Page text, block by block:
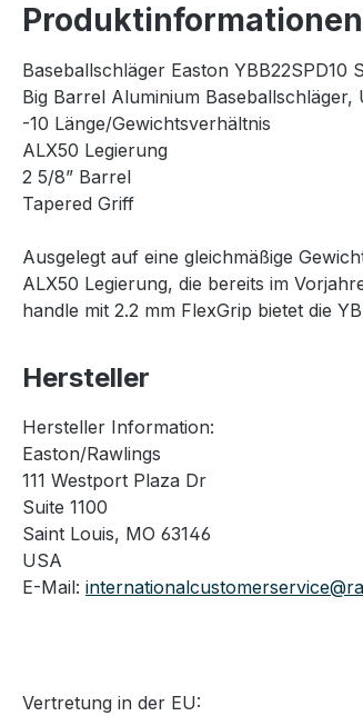
Produktinformationen
Baseballschläger Easton YBB22SPD10
Big Barrel Aluminium
-10 Länge/Gewichtsverhältnis
ALX50 Legierung
2 5/8” Barrel
Tapered Griff
Ausgelegt auf eine gleichmäßige
ALX50 Legierung, die bereits im
handle mit 2.2 mm FlexGrip bietet die
Hersteller
Hersteller Information:
Easton/Rawlings
111 Westport Plaza Dr
Suite 1100
Saint Louis, MO 63146
USA
E-Mail:
Vertretung in der EU: